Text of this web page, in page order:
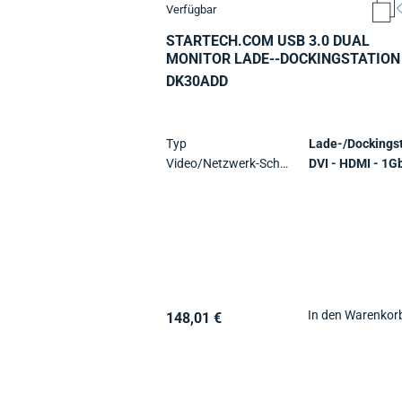
Verfügbar
STARTECH.COM USB 3.0 DUAL
MONITOR LADE--DOCKINGSTATION
DK30ADD
Typ
Video/Netzwerk-Schnittstellen
148,01 € In den